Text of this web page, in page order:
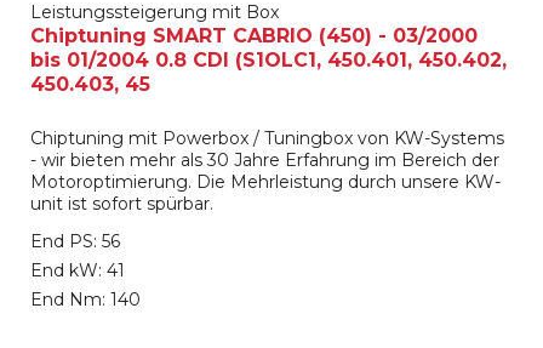
Leistungssteigerung mit Box
Chiptuning SMART CABRIO (450) - 03/2000
bis 01/2004 0.8 CDI (S1OLC1, 450.401, 450.402,
450.403, 45
Chiptuning mit Powerbox / Tuningbox von KW-Systems
- wir bieten mehr als 30 Jahre Erfahrung im Bereich der
Motoroptimierung. Die Mehrleistung durch unsere KW-
unit ist sofort spürbar.
End PS: 56
End kW: 41
End Nm: 140